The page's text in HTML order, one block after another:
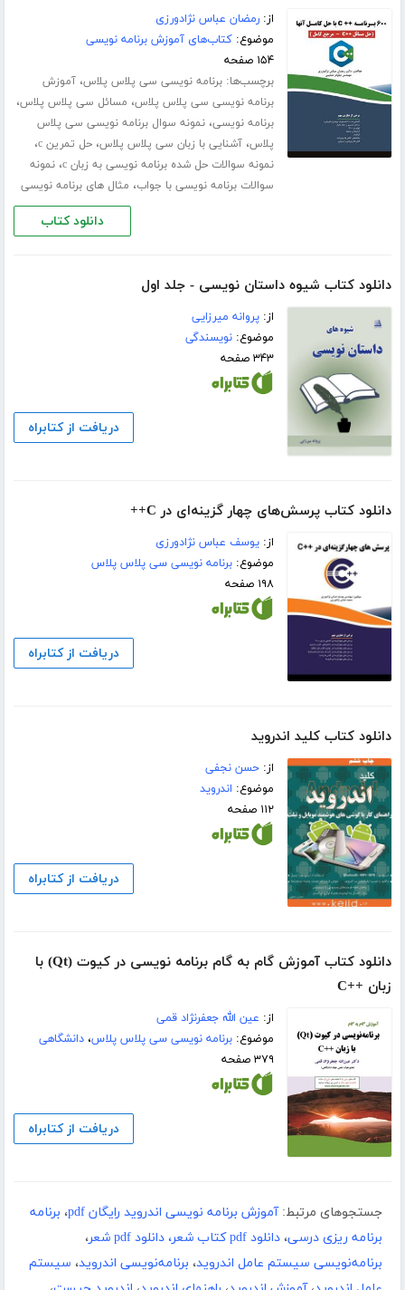
از:رمضان عباس نژادورزی
موضوع:کتاب‌های آموزش برنامه نویسی
۱۵۴ صفحه
برچسب‌ها:برنامه نویسی سی پلاس پلاس،آموزش
برنامه نویسی سی پلاس پلاس، مسائل سی پلاس پلاس،
برنامه نویسی،نمونه سوال برنامه نویسی سی پلاس
پلاس،آشنایی با زبان سی پلاس پلاس،حل تمرین c ،
نمونه سوالات حل شده برنامه نویسی به زبان c ،نمونه
سوالات برنامه نویسی با جواب، مثال های برنامه نویسی
دانلود کتاب
دانلود کتاب شیوه داستان نویسی - جلد اول
از:پروانه میرزایی
موضوع:نویسندگی
۳۴۳ صفحه
دریافت از کتابراه
دانلود کتاب پرسش‌های چهار گزینه‌ای در C++
از:یوسف عباس نژادورزی
موضوع:برنامه نویسی سی پلاس پلاس
۱۹۸ صفحه
دریافت از کتابراه
دانلود کتاب کلید اندروید
از:حسن نجفی
موضوع: اندروید
۱۱۲ صفحه
دریافت از کتابراه
دانلود کتاب آموزش گام به گام برنامه نویسی در کیوت (Qt) با
زبان ++C
از: عین الله جعفرنژاد قمی
موضوع:برنامه نویسی سی پلاس پلاس،دانشگاهی
۳۷۹ صفحه
دریافت از کتابراه
جستجوهای مرتبط: آموزش برنامه نویسی اندروید رایگان pdf ، برنامه
برنامه ریزی درسی، دانلود pdf کتاب شعر، دانلود pdf شعر
،
برنامه‌نویسی سیستم عامل اندروید، برنامه‌نویسی اندروید، سیستم